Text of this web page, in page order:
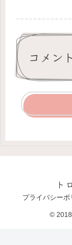
コメント
ト
プライバシーポ
©